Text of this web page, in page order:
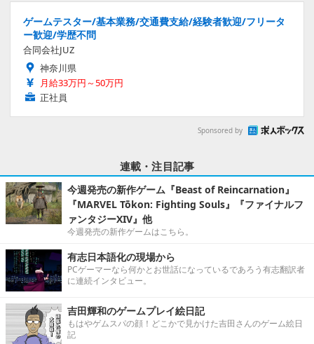
ゲームテスター/基本業務/交通費支給/経験者歓迎/フリータ
ー歓迎/学歴不問
合同会社JUZ
神奈川県
月給33万円～50万円
正社員
Sponsored by
連載・注目記事
今週発売の新作ゲーム『Beast of Reincarnation』
『MARVEL Tōkon: Fighting Souls』『ファイナルフ
ァンタジーXIV』他
今週発売の新作ゲームはこちら。
有志日本語化の現場から
PCゲーマーなら何かとお世話になっているであろう有志翻訳者
に連続インタビュー。
吉田輝和のゲームプレイ絵日記
もはやゲムスパの顔！どこかで見かけた吉田さんのゲーム絵日
記